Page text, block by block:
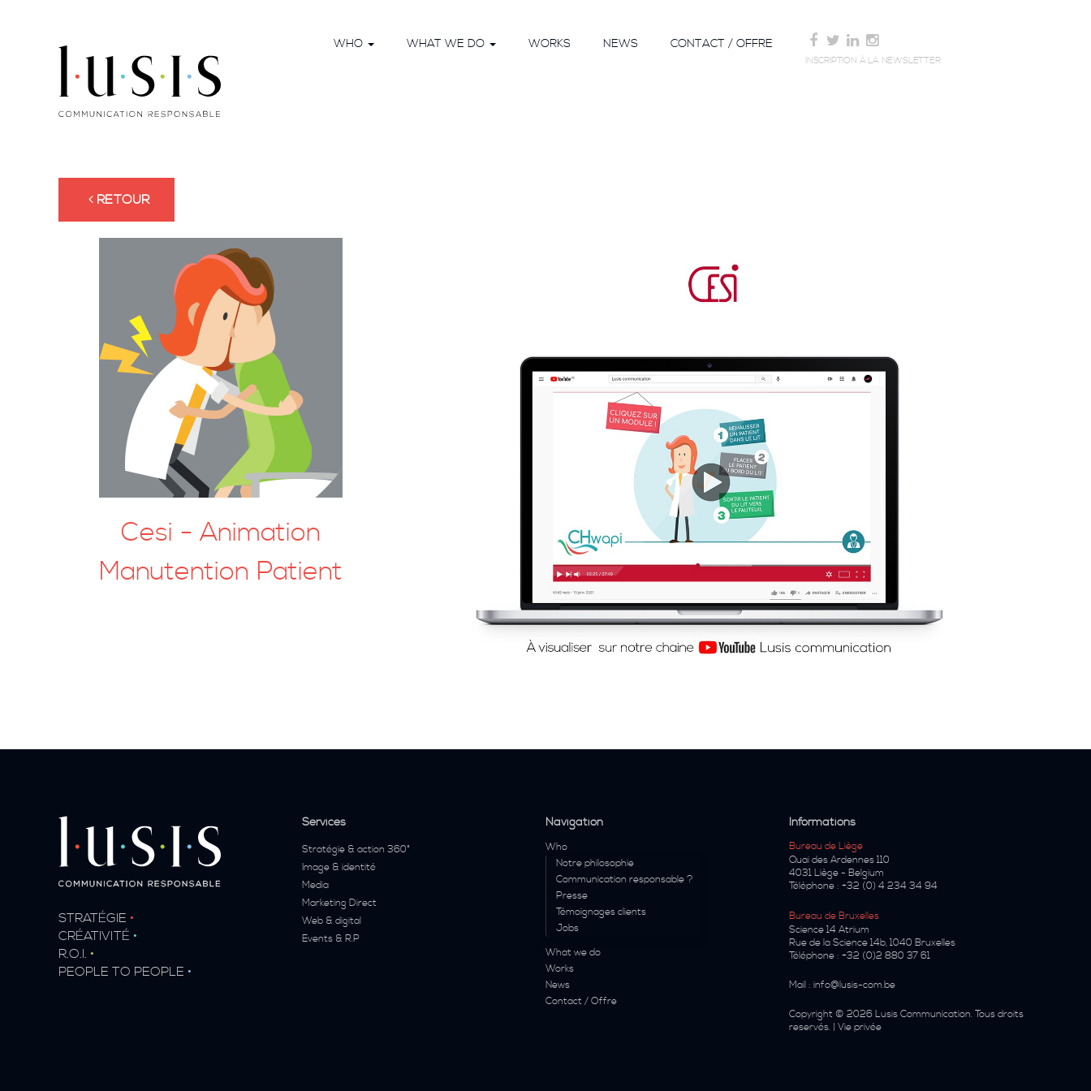
WHO WHAT WE DO WORKS NEWS CONTACT / OFFRE
INSCRIPTION À LA NEWSLETTER
RETOUR
Cesi - Animation
Manutention Patient
STRATÉGIE •
CRÉATIVITÉ •
R.O.I. •
PEOPLE TO PEOPLE •
Services
Stratégie & action 360°
Image & identité
Media
Marketing Direct
Web & digital
Events & R.P
Navigation
Who
Notre philosophie
Communication responsable ?
Presse
Témoignages clients
Jobs
What we do
Works
News
Contact / Offre
Informations
Bureau de Liège
Quai des Ardennes 110
4031 Liège - Belgium
Téléphone : +32 (0) 4 234 34 94
Bureau de Bruxelles
Science 14 Atrium
Rue de la Science 14b, 1040 Bruxelles
Téléphone : +32 (0)2 880 37 61
Mail : info@lusis-com.be
Copyright © 2026 Lusis Communication. Tous droits
reservés. | Vie privée